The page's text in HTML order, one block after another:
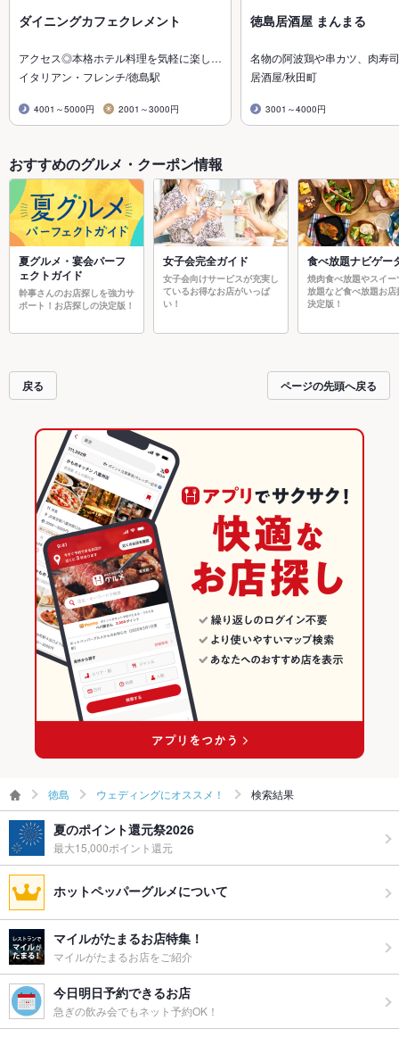
ダイニングカフェクレメント
アクセス◎本格ホテル料理を気軽に楽し…
イタリアン・フレンチ/徳島駅
4001～5000円 2001～3000円
徳島居酒屋 まんまる
名物の阿波鶏や串カツ、肉寿
居酒屋/秋田町
3001～4000円
おすすめのグルメ・クーポン情報
夏グルメ・宴会パーフ
ェクトガイド
幹事さんのお店探しを強力サ
ポート！お店探しの決定版！
女子会完全ガイド
女子会向けサービスが充実し
ているお得なお店がいっぱ
い！
食べ放題ナビゲー
焼肉食べ放題やスイー
放題など食べ放題お店
決定版！
戻る ページの先頭へ戻る
徳島 ウェディングにオススメ！ 検索結果
夏のポイント還元祭2026
最大15,000ポイント還元
ホットペッパーグルメについて
マイルがたまるお店特集！
マイルがたまるお店をご紹介
今日明日予約できるお店
急ぎの飲み会でもネット予約OK！